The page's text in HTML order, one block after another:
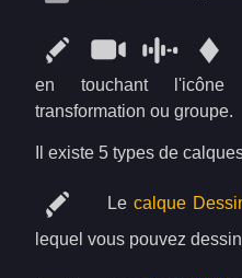
en touchant l'icône
transformation ou groupe.
Il existe 5 types de
Le calque
lequel vous pouvez